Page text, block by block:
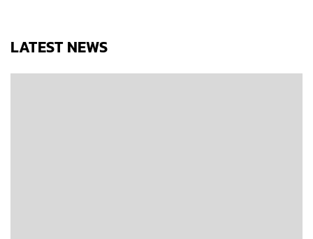
LATEST NEWS